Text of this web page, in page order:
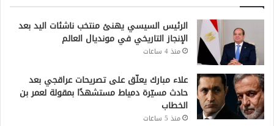
الرئيس السيسي يهنئ منتخب ناشئات اليد بعد
الإنجاز التاريخي في مونديال العالم
منذ 4 ساعات
علاء مبارك يعلّق على تصريحات عراقجي بعد
حادث مسيّرة دمياط مستشهدًا بمقولة لعمر بن
الخطاب
منذ 5 ساعات